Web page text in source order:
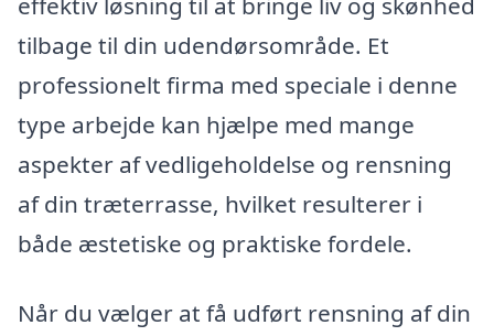
tilbage til din udendørsområde. Et
professionelt firma med speciale i denne
type arbejde kan hjælpe med mange
aspekter af vedligeholdelse og rensning
af din træterrasse, hvilket resulterer i
både æstetiske og praktiske fordele.
Når du vælger at få udført rensning af din